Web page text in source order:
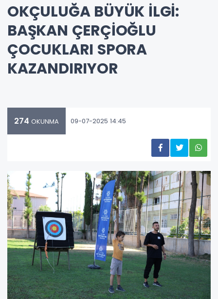
OKÇULUĞA BÜYÜK İLGİ:
BAŞKAN ÇERÇİOĞLU
ÇOCUKLARI SPORA
KAZANDIRIYOR
274 OKUNMA 09-07-2025 14:45